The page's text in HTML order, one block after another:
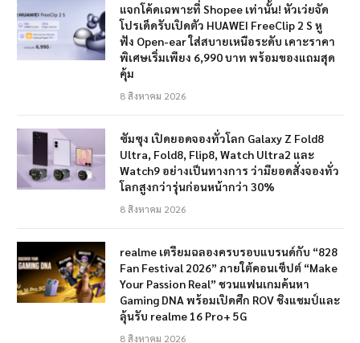
แจกโค้ดเฉพาะที่ Shopee เท่านั้น! หัวเว่ยจัด
โปรเด็ดรับเปิดตัว HUAWEI FreeClip 2 S หู
ฟัง Open-ear ใส่สบายเหนือระดับ เคาะราคา
พิเศษเริ่มเพียง 6,990 บาท พร้อมของแถมสุด
คุ้ม
8 สิงหาคม 2026
ซัมซุง เปิดยอดจองทั่วโลก Galaxy Z Fold8
Ultra, Fold8, Flip8, Watch Ultra2 และ
Watch9 อย่างเป็นทางการ ว่ามียอดสั่งจองทั่ว
โลกสูงกว่ารุ่นก่อนหน้ากว่า 30%
8 สิงหาคม 2026
realme เตรียมฉลองครบรอบแบรนด์กับ “828
Fan Festival 2026” ภายใต้คอนเซ็ปต์ “Make
Your Passion Real” ชวนแฟนเกมค้นหา
Gaming DNA พร้อมเปิดศึก ROV ชิงแชมป์และ
ลุ้นรับ realme 16 Pro+ 5G
8 สิงหาคม 2026